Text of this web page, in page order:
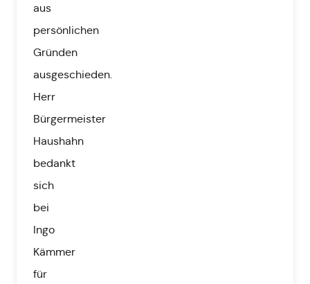
aus
persönlichen
Gründen
ausgeschieden.
Herr
Bürgermeister
Haushahn
bedankt
sich
bei
Ingo
Kämmer
für